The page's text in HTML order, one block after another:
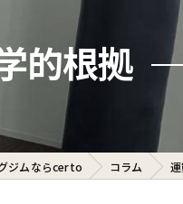
的根拠
ジムならcerto コラム